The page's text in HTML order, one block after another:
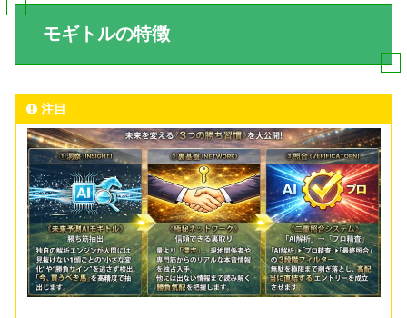
モギトルの特徴
注目